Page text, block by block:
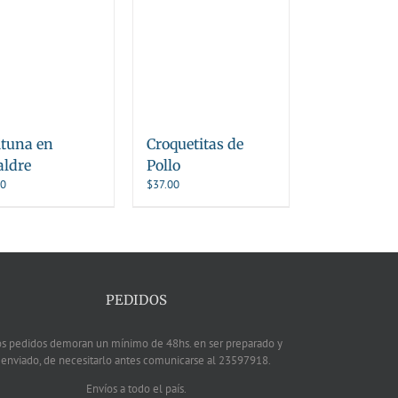
en
Croquetitas de
Pollo
$37.00
PEDIDOS
pedidos demoran un mínimo de 48hs. en ser preparado y
enviado, de necesitarlo antes comunicarse al 23597918.
Envíos a todo el país.